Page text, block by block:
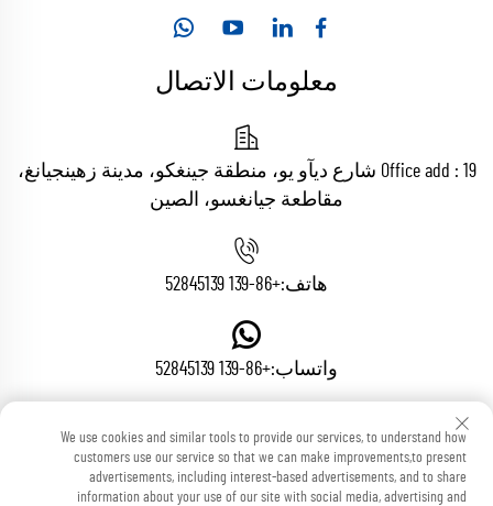
معلومات الاتصال
Office add : 19 شارع ديآو يو، منطقة جينغكو، مدينة زهينجيانغ،
مقاطعة جيانغسو، الصين
هاتف:+86-139 52845139
واتساب:+86-139 52845139
البريد الإلكتروني:[email protected]
We use cookies and similar tools to provide our services, to understand how
customers use our service so that we can make improvements,to present
advertisements, including interest-based advertisements, and to share
information about your use of our site with social media, advertising and